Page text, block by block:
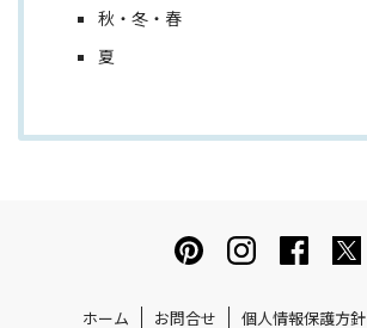
秋・冬・春
夏
ホーム お問合せ 個人情報保護方針